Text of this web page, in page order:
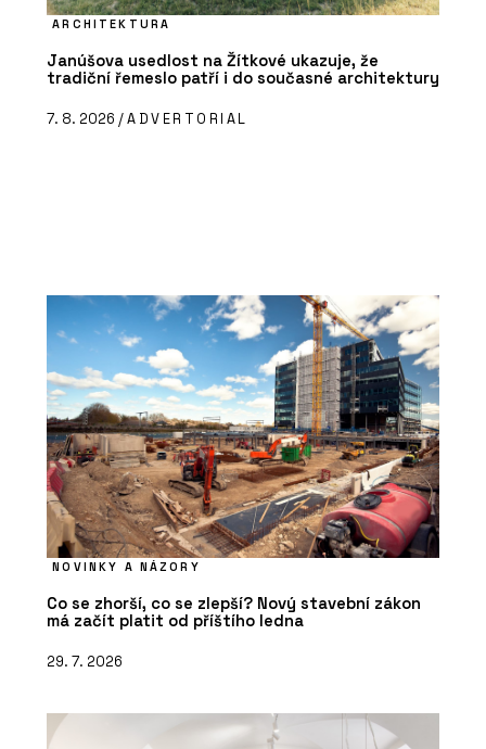
ARCHITEKTURA
Janúšova usedlost na Žítkové ukazuje, že
tradiční řemeslo patří i do současné architektury
7. 8. 2026 /ADVERTORIAL
NOVINKY A NÁZORY
Co se zhorší, co se zlepší? Nový stavební zákon
má začít platit od příštího ledna
29. 7. 2026